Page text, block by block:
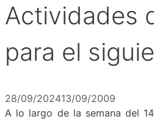
Actividades
para el
28/09/202413/09/2009
A lo largo de la semana del